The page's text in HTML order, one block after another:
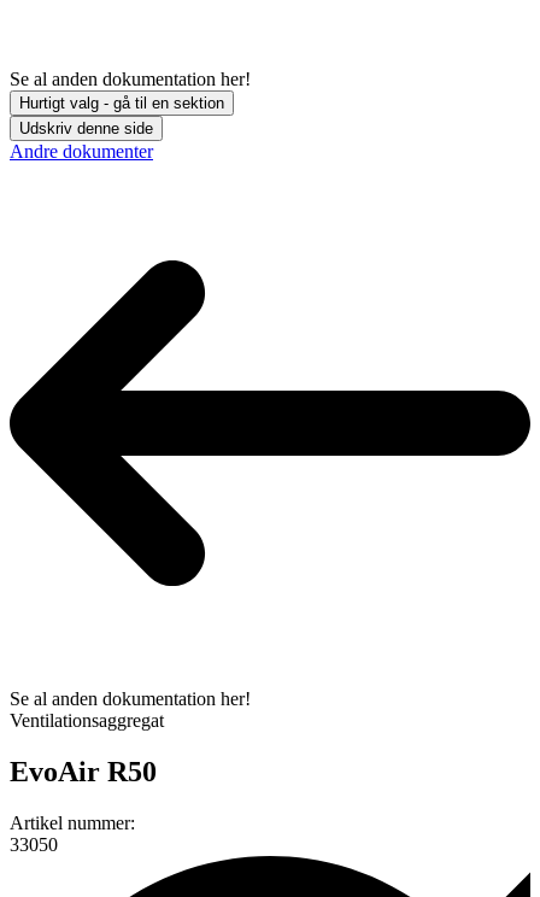
Se al anden dokumentation her!
Hurtigt valg - gå til en sektion
Udskriv denne side
Andre dokumenter
Se al anden dokumentation her!
Ventilationsaggregat
EvoAir R50
Artikel nummer:
33050